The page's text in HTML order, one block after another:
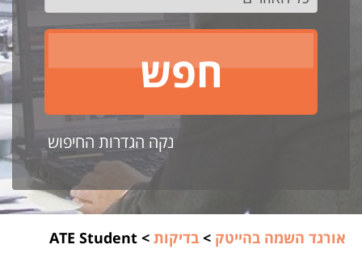
נקה הגדרות החיפוש
אורגד השמה בהייטק > בדיקות >
ATE Student